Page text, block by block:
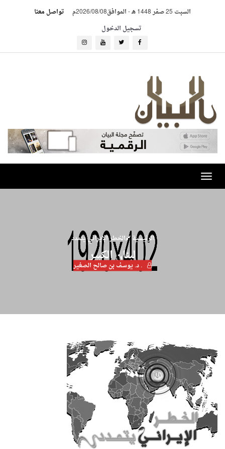
السبت 25 صفر 1448 هـ -الموافق2026/08/08م
تواصل معنا
تسجيل الدخول
Toggle
navigation
الرئيسية الخطر الإيراني يتمدد
لبنان الكبير
. د. يوسف بن صالح الصغير